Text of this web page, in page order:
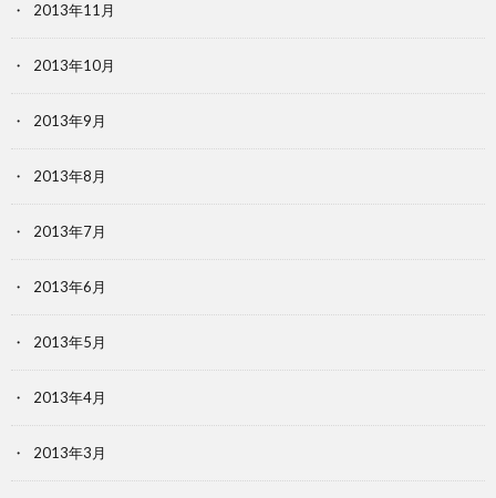
2013年11月
2013年10月
2013年9月
2013年8月
2013年7月
2013年6月
2013年5月
2013年4月
2013年3月